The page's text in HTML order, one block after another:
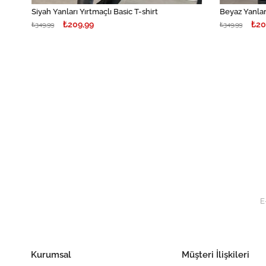
Siyah Yanları Yırtmaçlı Basic T-shirt
₺209,99
₺349,99
Beyaz
₺349,99
Kurumsal Müşteri İlişkileri